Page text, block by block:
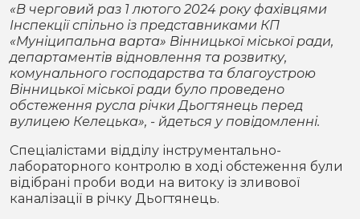
Спорт
Підписатись на нас у Telegram
«В черговий раз 1 лютого 2024 року фахівцями
Інспекції спільно із представниками КП
«Муніципальна варта» Вінницької міської ради,
департаментів відновлення та розвитку,
комунального господарства та благоустрою
Вінницької міської ради було проведено
обстеження русла річки Дьогтянець перед
вулицею Келецька», - йдеться у повідомленні.
Спеціалістами відділу інструментально-
лабораторного контролю в ході обстеження були
відібрані проби води на витоку із зливової
каналізації в річку Дьогтянець.